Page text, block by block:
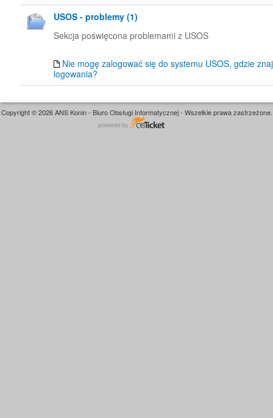
USOS - problemy (1)
Sekcja poświęcona problemami z USOS
Nie mogę zalogować się do systemu USOS, gdzie
logowania?
Copyright © 2026 ANS Konin - Biuro Obsługi Informatycznej - Wszelkie prawa zastrzeżone.